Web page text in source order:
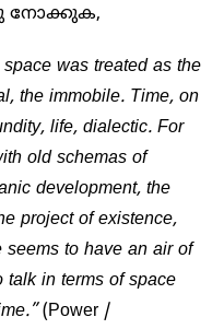
നോക്കുക,
was treated as the
the immobile. Time, on
life, dialectic. For
old schemas of
development, the
project of existence,
to have an air of
talk in terms of space
(Power /